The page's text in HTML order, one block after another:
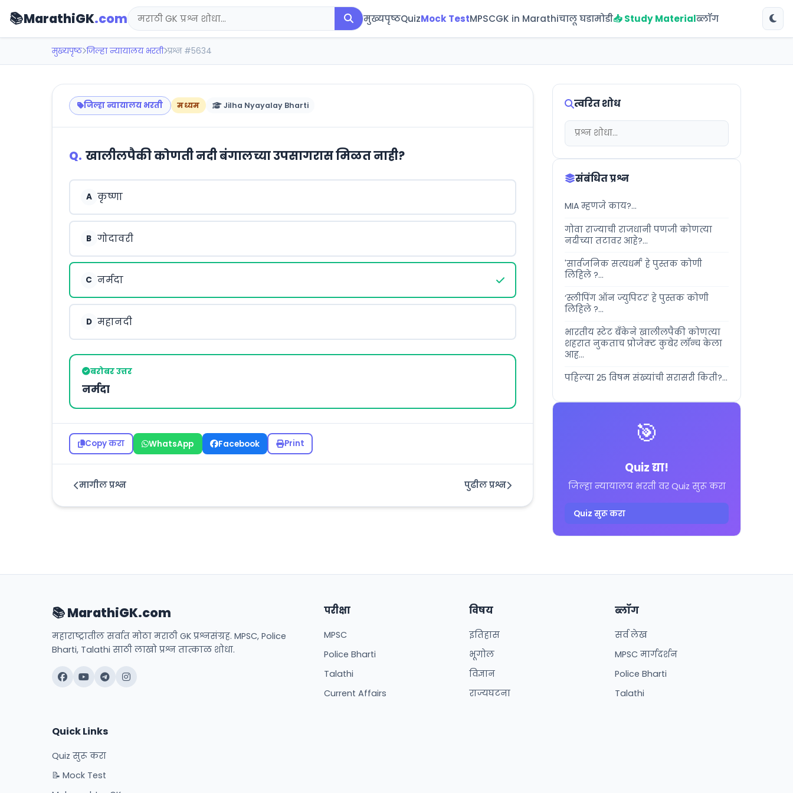
📚MarathiGK.com मुख्यपृष्ठQuizMock TestMPSCGK in Marathiचालू घडामोडी📥 Study Materialब्लॉग
मुख्यपृष्ठ जिल्हा न्यायालय भरती प्रश्न #5634
जिल्हा न्यायालय भरती मध्यम Jilha Nyayalay Bharti
Q. खालीलपैकी कोणती नदी बंगालच्या उपसागरास मिळत नाही?
A कृष्णा
B गोदावरी
C नर्मदा
D महानदी
बरोबर उत्तर
नर्मदा
Copy करा WhatsApp Facebook Print
मागील प्रश्न पुढील प्रश्न
त्वरित शोध
संबंधित प्रश्न
MIA म्हणजे काय?...
गोवा राज्याची राजधानी पणजी कोणत्या
नदीच्या तटावर आहे?...
'सार्वजनिक सत्यधर्म' हे पुस्तक कोणी
लिहिले ?...
‘स्लीपिंग ऑन ज्युपिटर' हे पुस्तक कोणी
लिहिले ?...
भारतीय स्टेट बँकेने खालीलपैकी कोणत्या
शहरात नुकताच प्रोजेक्ट कुबेर लॉन्च केला
आह...
पहिल्या 25 विषम संख्यांची सरासरी किती?...
🎯
Quiz द्या!
जिल्हा न्यायालय भरती वर Quiz सुरू करा
Quiz सुरू करा
📚 MarathiGK.com
महाराष्ट्रातील सर्वात मोठा मराठी GK प्रश्नसंग्रह. MPSC, Police
Bharti, Talathi साठी लाखो प्रश्न तात्काळ शोधा.
परीक्षा
MPSC
Police Bharti
Talathi
Current Affairs
विषय
इतिहास
भूगोल
विज्ञान
राज्यघटना
ब्लॉग
सर्व लेख
MPSC मार्गदर्शन
Police Bharti
Talathi
Quick Links
Quiz सुरू करा
📝 Mock Test